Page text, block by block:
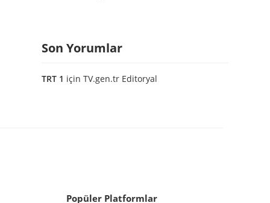
Son Yorumlar
TRT 1 için TV.gen.tr Editoryal
Popüler Platformlar